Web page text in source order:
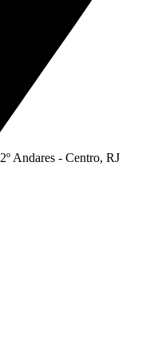
Andares - Centro, RJ